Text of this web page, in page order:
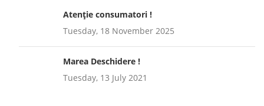
Atenție consumatori !
Tuesday, 18 November 2025
Marea Deschidere !
Tuesday, 13 July 2021